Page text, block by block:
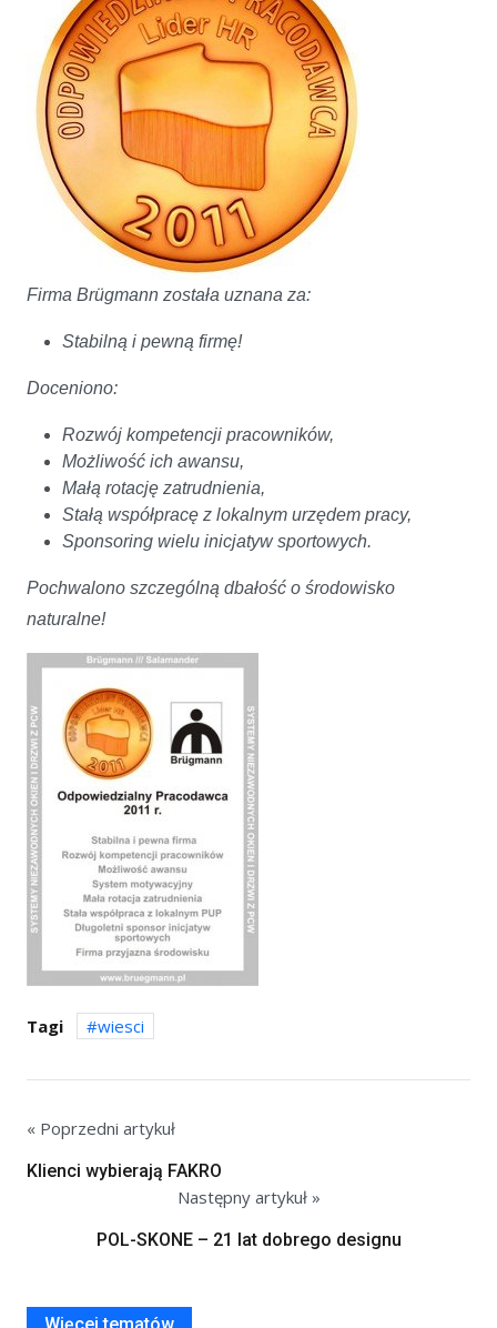
Brügman uhonorowany tytułem: Odpowiedzialny Pracodawca 2011
Firma Brügmann została uznana za:
Stabilną i pewną firmę!
Doceniono:
Rozwój kompetencji pracowników,
Możliwość ich awansu,
Małą rotację zatrudnienia,
Stałą współpracę z lokalnym urzędem pracy,
Sponsoring wielu inicjatyw sportowych.
Pochwalono szczególną dbałość o środowisko
naturalne!
Tagi wiesci
« Poprzedni artykuł
Klienci wybierają FAKRO
Następny artykuł »
POL-SKONE – 21 lat dobrego designu